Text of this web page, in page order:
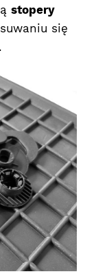
stopery
się